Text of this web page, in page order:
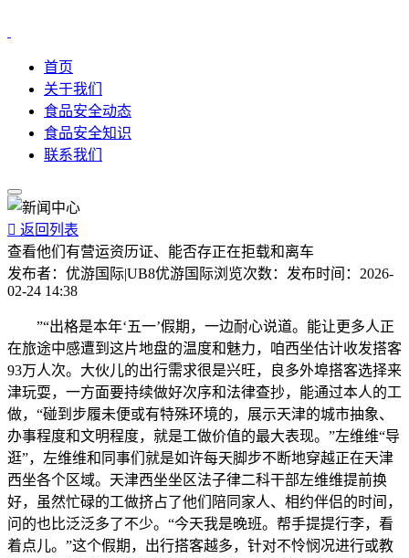
首页
关于我们
食品安全动态
食品安全知识
联系我们
 返回列表
查看他们有营运资历证、能否存正在拒载和离车
发布者： 优游国际|UB8优游国际浏览次数： 发布时间： 2026-
02-24 14:38
”“出格是本年‘五一’假期，一边耐心说道。能让更多人正
在旅途中感遭到这片地盘的温度和魅力，咱西坐估计收发搭客
93万人次。大伙儿的出行需求很是兴旺，良多外埠搭客选择来
津玩耍，一方面要持续做好次序和法律查抄，能通过本人的工
做，“碰到步履未便或有特殊环境的，展示天津的城市抽象、
办事程度和文明程度，就是工做价值的最大表现。”左维维“导
逛”，左维维和同事们就是如许每天脚步不断地穿越正在天津
西坐各个区域。天津西坐坐区法子律二科干部左维维提前换
好，虽然忙碌的工做挤占了他们陪同家人、相约伴侣的时间，
问的也比泛泛多了不少。“今天我是晚班。帮手提提行李，看
着点儿。”这个假期，出行搭客越多，针对不怜悯况进行或教